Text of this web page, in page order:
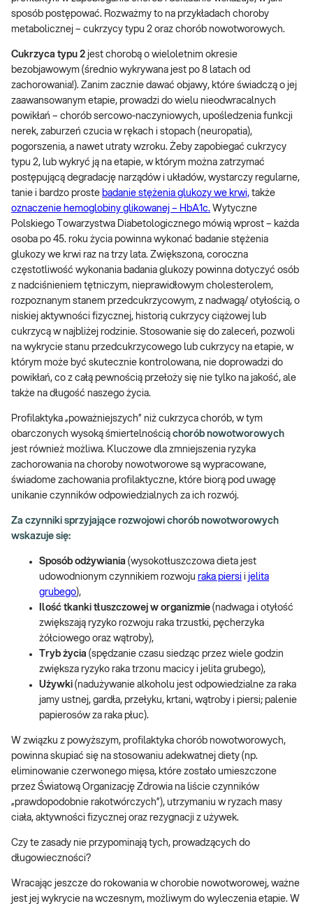
sposób postępować. Rozważmy to na przykładach choroby
metabolicznej – cukrzycy typu 2 oraz chorób nowotworowych.
Cukrzyca typu 2 jest chorobą o wieloletnim okresie
bezobjawowym (średnio wykrywana jest po 8 latach od
zachorowania!). Zanim zacznie dawać objawy, które świadczą o jej
zaawansowanym etapie, prowadzi do wielu nieodwracalnych
powikłań – chorób sercowo-naczyniowych, upośledzenia funkcji
nerek, zaburzeń czucia w rękach i stopach (neuropatia),
pogorszenia, a nawet utraty wzroku. Żeby zapobiegać cukrzycy
typu 2, lub wykryć ją na etapie, w którym można zatrzymać
postępującą degradację narządów i układów, wystarczy regularne,
tanie i bardzo proste badanie stężenia glukozy we krwi, także
oznaczenie hemoglobiny glikowanej – HbA1c. Wytyczne
Polskiego Towarzystwa Diabetologicznego mówią wprost – każda
osoba po 45. roku życia powinna wykonać badanie stężenia
glukozy we krwi raz na trzy lata. Zwiększona, coroczna
częstotliwość wykonania badania glukozy powinna dotyczyć osób
z nadciśnieniem tętniczym, nieprawidłowym cholesterolem,
rozpoznanym stanem przedcukrzycowym, z nadwagą/ otyłością, o
niskiej aktywności fizycznej, historią cukrzycy ciążowej lub
cukrzycą w najbliżej rodzinie. Stosowanie się do zaleceń, pozwoli
na wykrycie stanu przedcukrzycowego lub cukrzycy na etapie, w
którym może być skutecznie kontrolowana, nie doprowadzi do
powikłań, co z całą pewnością przełoży się nie tylko na jakość, ale
także na długość naszego życia.
Profilaktyka „poważniejszych” niż cukrzyca chorób, w tym
obarczonych wysoką śmiertelnością chorób nowotworowych
jest również możliwa. Kluczowe dla zmniejszenia ryzyka
zachorowania na choroby nowotworowe są wypracowane,
świadome zachowania profilaktyczne, które biorą pod uwagę
unikanie czynników odpowiedzialnych za ich rozwój.
Za czynniki sprzyjające rozwojowi chorób nowotworowych
wskazuje się:
Sposób odżywiania (wysokotłuszczowa dieta jest
udowodnionym czynnikiem rozwoju raka piersi i jelita
grubego),
Ilość tkanki tłuszczowej w organizmie (nadwaga i otyłość
zwiększają ryzyko rozwoju raka trzustki, pęcherzyka
żółciowego oraz wątroby),
Tryb życia (spędzanie czasu siedząc przez wiele godzin
zwiększa ryzyko raka trzonu macicy i jelita grubego),
Używki (nadużywanie alkoholu jest odpowiedzialne za raka
jamy ustnej, gardła, przełyku, krtani, wątroby i piersi; palenie
papierosów za raka płuc).
W związku z powyższym, profilaktyka chorób nowotworowych,
powinna skupiać się na stosowaniu adekwatnej diety (np.
eliminowanie czerwonego mięsa, które zostało umieszczone
przez Światową Organizację Zdrowia na liście czynników
„prawdopodobnie rakotwórczych”), utrzymaniu w ryzach masy
ciała, aktywności fizycznej oraz rezygnacji z używek.
Czy te zasady nie przypominają tych, prowadzących do
długowieczności?
Wracając jeszcze do rokowania w chorobie nowotworowej, ważne
jest jej wykrycie na wczesnym, możliwym do wyleczenia etapie. W